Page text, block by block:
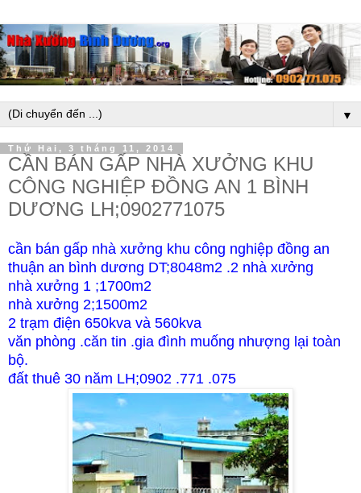
▼
Thứ Hai, 3 tháng 11, 2014
CẦN BÁN GẤP NHÀ XƯỞNG KHU
CÔNG NGHIỆP ĐỒNG AN 1 BÌNH
DƯƠNG LH;0902771075
cần bán gấp nhà xưởng khu công nghiệp đồng an
thuận an bình dương DT;8048m2 .2 nhà xưởng
nhà xưởng 1 ;1700m2
nhà xưởng 2;1500m2
2 trạm điện 650kva và 560kva
văn phòng .căn tin .gia đình muống nhượng lại toàn
bộ.
đất thuê 30 năm LH;0902 .771 .075